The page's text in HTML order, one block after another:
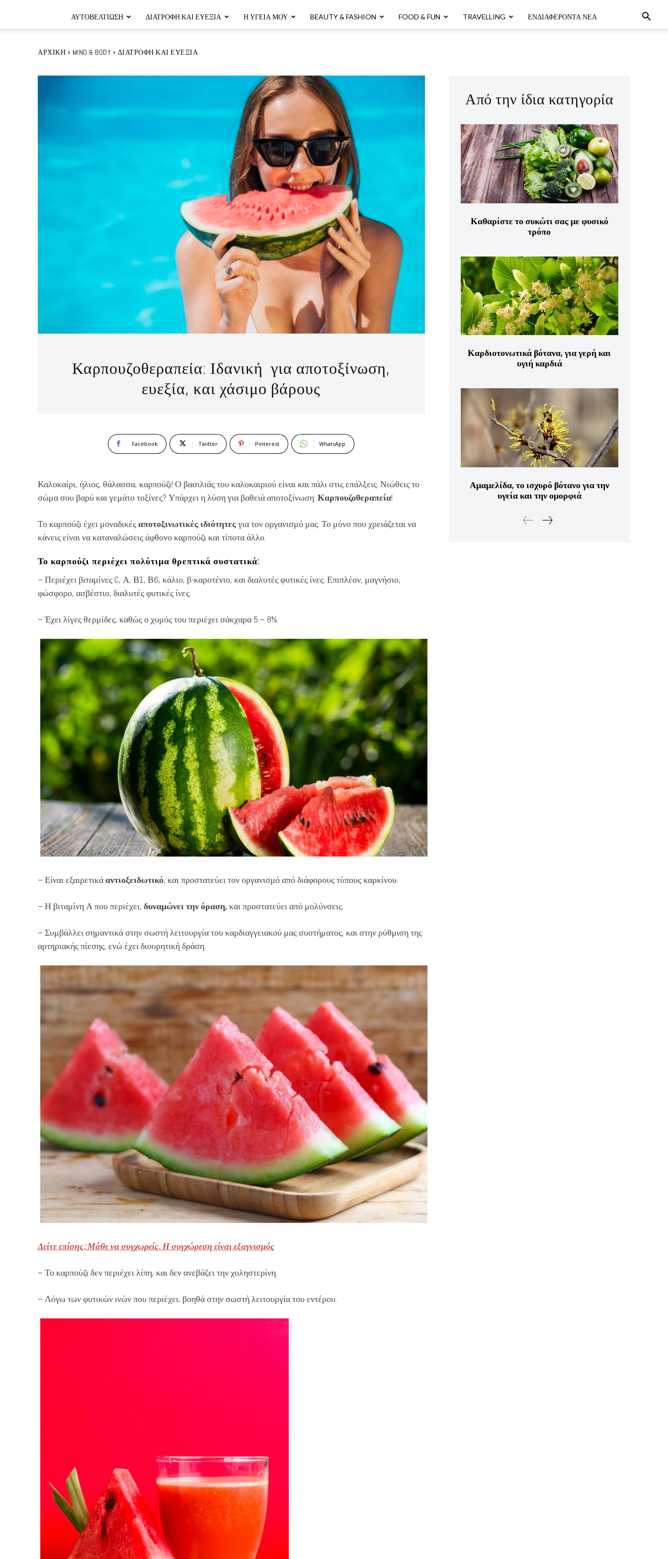
ΑΥΤΟΒΕΛΤΊΩΣΗ ΔΙΑΤΡΟΦΉ ΚΑΙ ΕΥΕΞΊΑ Η ΥΓΕΊΑ ΜΟΥ BEAUTY & FASHION FOOD & FUN TRAVELLING ΕΝΔΙΑΦΈΡΟΝΤΑ ΝΈΑ
ΑΡΧΙΚΉ MIND & BODY ΔΙΑΤΡΟΦΉ ΚΑΙ ΕΥΕΞΊΑ
Καρπουζοθεραπεία: Ιδανική για αποτοξίνωση,
ευεξία, και χάσιμο βάρους
Facebook Twitter Pinterest WhatsApp
Καλοκαίρι, ήλιος, θάλασσα, καρπούζι! Ο βασιλιάς του καλοκαιριού είναι και πάλι στις επάλξεις. Νιώθεις το
σώμα σου βαρύ και γεμάτο τοξίνες? Υπάρχει η λύση για βαθειά αποτοξίνωση: Καρπουζοθεραπεία!
Το καρπούζι έχει μοναδικέςαποτοξινωτικές ιδιότητεςγια τον οργανισμό μας. Το μόνο που χρειάζεται να
κάνεις είναι να καταναλώσεις άφθονο καρπούζι και τίποτα άλλο.
Το καρπούζι περιέχει πολύτιμα θρεπτικά συστατικά:
– Περιέχει βιταμίνες C, Α, Β1, Β6, κάλιο, β-καροτένιο, και διαλυτές φυτικές ίνες. Επιπλέον, μαγνήσιο,
φώσφορο, ασβέστιο, διαλυτές φυτικές ίνες.
– Έχει λίγες θερμίδες, καθώς ο χυμός του περιέχει σάκχαρα 5 – 8%
– Είναι εξαιρετικάαντιοξειδωτικό, και προστατεύει τον οργανισμό από διάφορους τύπους καρκίνου.
– Η βιταμίνη Α που περιέχει, δυναμώνει την όραση, και προστατεύει από μολύνσεις.
– Συμβάλλει σημαντικά στην σωστή λειτουργία του καρδιαγγειακού μας συστήματος, και στην ρύθμιση της
αρτηριακής πίεσης, ενώ έχει διουρητική δράση.
Δείτε επίσης: Μάθε να συγχωρείς. Η συγχώρεση είναι εξαγνισμός
– Το καρπούζι δεν περιέχει λίπη, και δεν ανεβάζει την χοληστερίνη.
– Λόγω των φυτικών ινών που περιέχει, βοηθά στην σωστή λειτουργία του εντέρου.
Από την ίδια κατηγορία
Καθαρίστε το συκώτι σας με φυσικό
τρόπο
Καρδιοτονωτικά βότανα, για γερή και
υγιή καρδιά
Αμαμελίδα, το ισχυρό βότανο για την
υγεία και την ομορφιά